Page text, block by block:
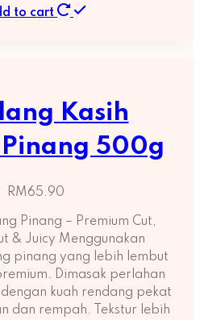
to cart
Kasih
500g
RM65.90
Pinang – Premium Cut,
& Juicy Menggunakan
pinang yang lebih lembut
Dimasak perlahan
kuah rendang pekat
dan rempah. Tekstur lebih